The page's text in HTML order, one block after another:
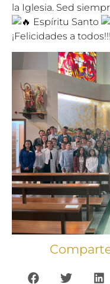
la Iglesia. Sed
Espíritu Santo
¡Felicidades a todos!!!